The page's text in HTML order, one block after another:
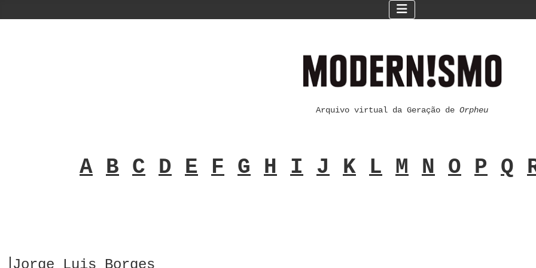
Arquivo virtual da Geração de Orpheu
A B C D E F G H I J K L M N O P Q
Jorge Luis Borges